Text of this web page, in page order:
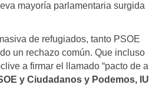
mayoría parlamentaria surgida
de refugiados, tanto PSOE
un rechazo común. Que incluso
a firmar el llamado “pacto de a
y Ciudadanos y Podemos, IU